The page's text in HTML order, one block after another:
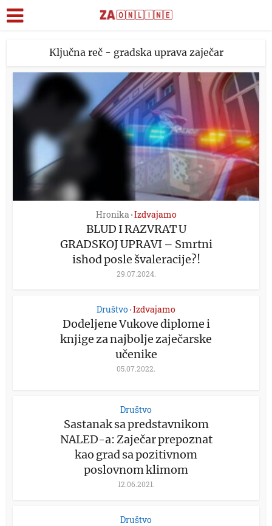
Ključna reč - gradska uprava zaječar
Hronika •Izdvajamo
BLUD I RAZVRAT U
GRADSKOJ UPRAVI – Smrtni
ishod posle švaleracije?!
29.07.2024.
Društvo•Izdvajamo
Dodeljene Vukove diplome i
knjige za najbolje zaječarske
učenike
05.07.2022.
Društvo
Sastanak sa predstavnikom
NALED-a: Zaječar prepoznat
kao grad sa pozitivnom
poslovnom klimom
12.06.2021.
Društvo